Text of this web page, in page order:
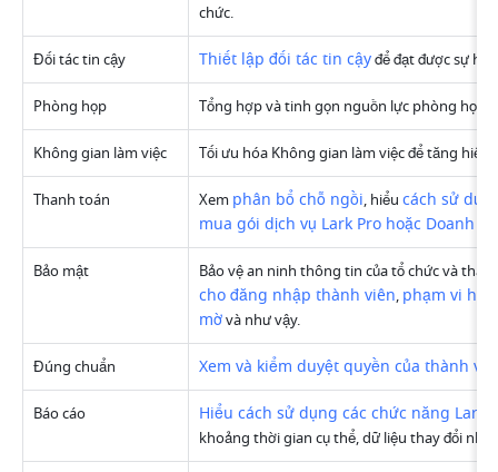
chức.
Đối tác tin cậy Thiết lập đối tác tin cậy để đạt được sự
Phòng họp Tổng hợp và tinh gọn nguồn lực phòng họp
Không gian làm việc Tối ưu hóa Không gian làm việc để tăng hiệu
Thanh toán Xem phân bổ chỗ ngồi, hiểu cách sử
mua gói dịch vụ Lark Pro hoặc Doanh
Bảo mật Bảo vệ an ninh thông tin của tổ chức và
cho đăng nhập thành viên, phạm vi
mờ và như vậy.
Đúng chuẩn Xem và kiểm duyệt quyền của thành
Báo cáo Hiểu cách sử dụng các chức năng Lark
khoảng thời gian cụ thể, dữ liệu thay đổi